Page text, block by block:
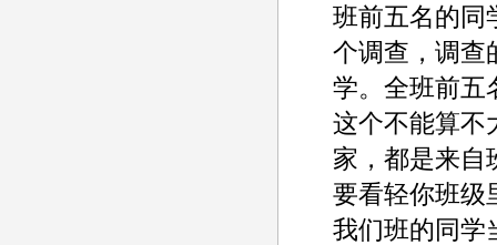
班前五名的同
个调查，调查
学。全班前五
这个不能算不
家，都是来自
要看轻你班级
我们班的同学